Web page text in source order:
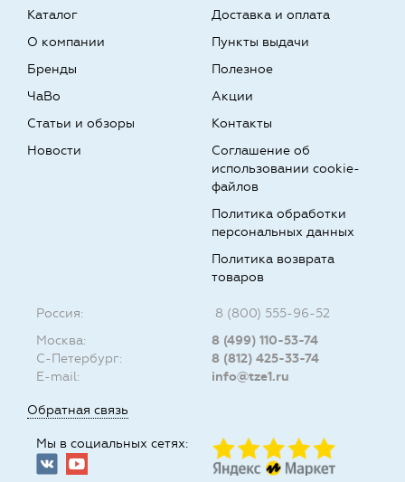
Каталог
О компании
Бренды
Доставка и оплата
Пункты выдачи
Полезное
ЧаВо
Статьи и обзоры
Новости
Акции
Контакты
Соглашение об
использовании cookie-
файлов
Политика обработки
персональных данных
Политика возврата
товаров
Россия:
8 (800) 555-96-52
Москва:
8 (499) 110-53-74
С-Петербург:
8 (812) 425-33-74
E-mail:
info@tze1.ru
Обратная связь
Мы в социальных сетях: